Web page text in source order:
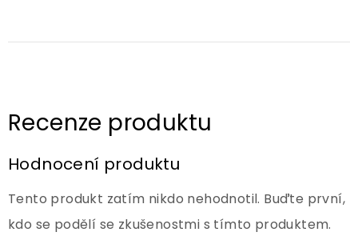
Hodnocení produktu
Tento produkt zatím nikdo nehodnotil. Buďte první,
kdo se podělí se zkušenostmi s tímto produktem.